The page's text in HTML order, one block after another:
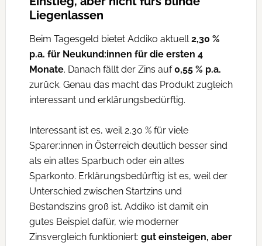
Liegenlassen
Beim Tagesgeld bietet Addiko aktuell2,30 %
p.a. für Neukund:innen für die ersten 4
Monate. Danach fällt der Zins auf0,55 % p.a.
zurück. Genau das macht das Produkt zugleich
interessant und erklärungsbedürftig.
Interessant ist es, weil 2,30 % für viele
Sparer:innen in Österreich deutlich besser sind
als ein altes Sparbuch oder ein altes
Sparkonto. Erklärungsbedürftig ist es, weil der
Unterschied zwischen Startzins und
Bestandszins groß ist. Addiko ist damit ein
gutes Beispiel dafür, wie moderner
Zinsvergleich funktioniert: gut einsteigen, aber